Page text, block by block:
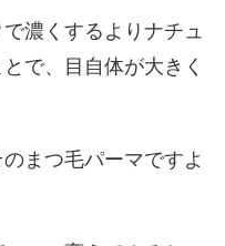
濃くするよりナチュ
で、目自体が大きく
まつ毛パーマですよ